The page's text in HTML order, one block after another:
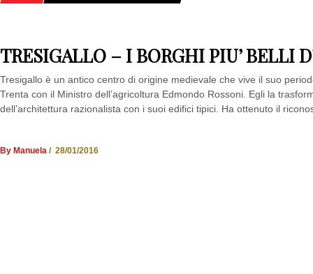
TRESIGALLO – I BORGHI PIU’ BELLI
Tresigallo è un antico centro di origine medievale che vive il suo
Trenta con il Ministro dell’agricoltura Edmondo Rossoni. Egli la
dell’architettura razionalista con i suoi edifici tipici. Ha ottenuto il
By Manuela / 28/01/2016